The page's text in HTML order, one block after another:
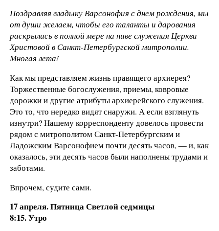
Поздравляя владыку Варсонофия с днем рождения, мы
от души желаем, чтобы его таланты и дарования
раскрылись в полной мере на ниве служения Церкви
Христовой в Санкт-Петербургской митрополии.
Многая лета!
Как мы представляем жизнь правящего архиерея?
Торжественные богослужения, приемы, ковровые
дорожки и другие атрибуты архиерейского служения.
Это то, что нередко видят снаружи. А если взглянуть
изнутри? Нашему корреспонденту довелось провести
рядом с митрополитом Санкт-Петербургским и
Ладожским Варсонофием почти десять часов, — и, как
оказалось, эти десять часов были наполнены трудами и
заботами.
Впрочем, судите сами.
17 апреля. Пятница Светлой седмицы
8:15. Утро